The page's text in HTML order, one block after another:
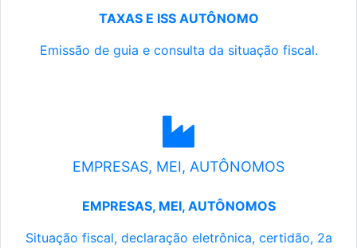
TAXAS E ISS AUTÔNOMO
Emissão de guia e consulta da situação fiscal.
EMPRESAS, MEI, AUTÔNOMOS
EMPRESAS, MEI, AUTÔNOMOS
Situação fiscal, declaração eletrônica, certidão, 2a